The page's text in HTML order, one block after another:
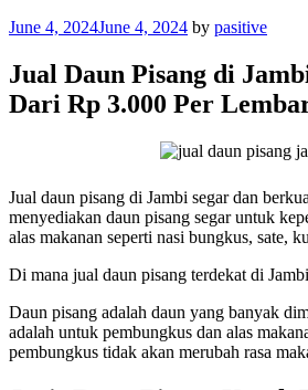
Posted
June 4, 2024June 4, 2024 by pasitive
Jual Daun Pisang di
Dari Rp 3.000 Per
Jual daun pisang di Jambi segar dan
menyediakan daun pisang segar untuk
alas makanan seperti nasi bungkus, sate,
Di mana jual daun pisang terdekat di
Daun pisang adalah daun yang banyak
adalah untuk pembungkus dan alas
pembungkus tidak akan merubah rasa